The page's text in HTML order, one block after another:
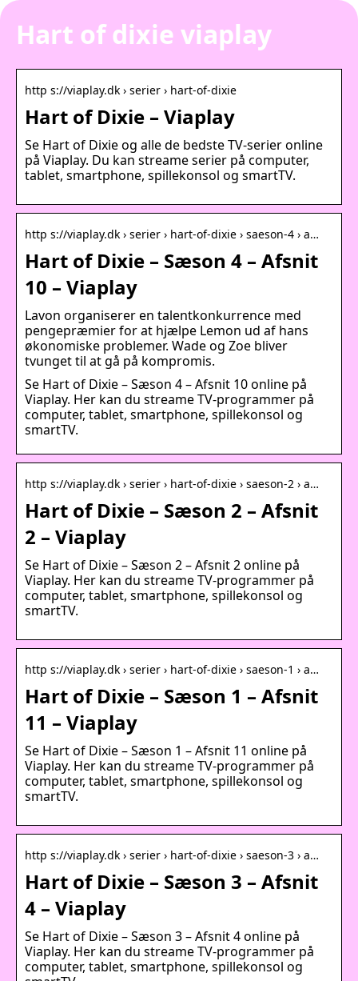
Hart of dixie viaplay
http s://viaplay.dk › serier › hart-of-dixie
Hart of Dixie – Viaplay
Se Hart of Dixie og alle de bedste TV-serier online
på Viaplay. Du kan streame serier på computer,
tablet, smartphone, spillekonsol og smartTV.
http s://viaplay.dk › serier › hart-of-dixie › saeson-4 › a…
Hart of Dixie – Sæson 4 – Afsnit
10 – Viaplay
Lavon organiserer en talentkonkurrence med
pengepræmier for at hjælpe Lemon ud af hans
økonomiske problemer. Wade og Zoe bliver
tvunget til at gå på kompromis.
Se Hart of Dixie – Sæson 4 – Afsnit 10 online på
Viaplay. Her kan du streame TV-programmer på
computer, tablet, smartphone, spillekonsol og
smartTV.
http s://viaplay.dk › serier › hart-of-dixie › saeson-2 › a…
Hart of Dixie – Sæson 2 – Afsnit
2 – Viaplay
Se Hart of Dixie – Sæson 2 – Afsnit 2 online på
Viaplay. Her kan du streame TV-programmer på
computer, tablet, smartphone, spillekonsol og
smartTV.
http s://viaplay.dk › serier › hart-of-dixie › saeson-1 › a…
Hart of Dixie – Sæson 1 – Afsnit
11 – Viaplay
Se Hart of Dixie – Sæson 1 – Afsnit 11 online på
Viaplay. Her kan du streame TV-programmer på
computer, tablet, smartphone, spillekonsol og
smartTV.
http s://viaplay.dk › serier › hart-of-dixie › saeson-3 › a…
Hart of Dixie – Sæson 3 – Afsnit
4 – Viaplay
Se Hart of Dixie – Sæson 3 – Afsnit 4 online på
Viaplay. Her kan du streame TV-programmer på
computer, tablet, smartphone, spillekonsol og